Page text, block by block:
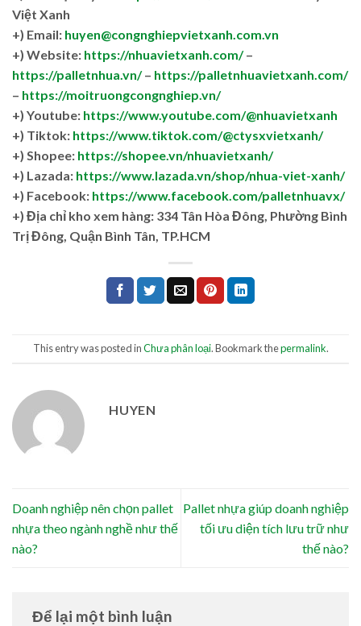
Việt Xanh
+) Email: huyen@congnghiepvietxanh.com.vn
+) Website: https://nhuavietxanh.com/–
https://palletnhua.vn/– https://palletnhuavietxanh.com/
– https://moitruongcongnghiep.vn/
+) Youtube: https://www.youtube.com/@nhuavietxanh
+) Tiktok: https://www.tiktok.com/@ctysxvietxanh/
+) Shopee: https://shopee.vn/nhuavietxanh/
+) Lazada: https://www.lazada.vn/shop/nhua-viet-xanh/
+) Facebook: https://www.facebook.com/palletnhuavx/
+) Địa chỉ kho xem hàng: 334 Tân Hòa Đông, Phường Bình
Trị Đông, Quận Bình Tân, TP.HCM
This entry was posted inChưa phân loại. Bookmark thepermalink.
HUYEN
Doanh nghiệp nên chọn pallet
nhựa theo ngành nghề như thế
nào?
Pallet nhựa giúp doanh nghiệp
tối ưu diện tích lưu trữ như
thế nào?
Để lại một bình luận